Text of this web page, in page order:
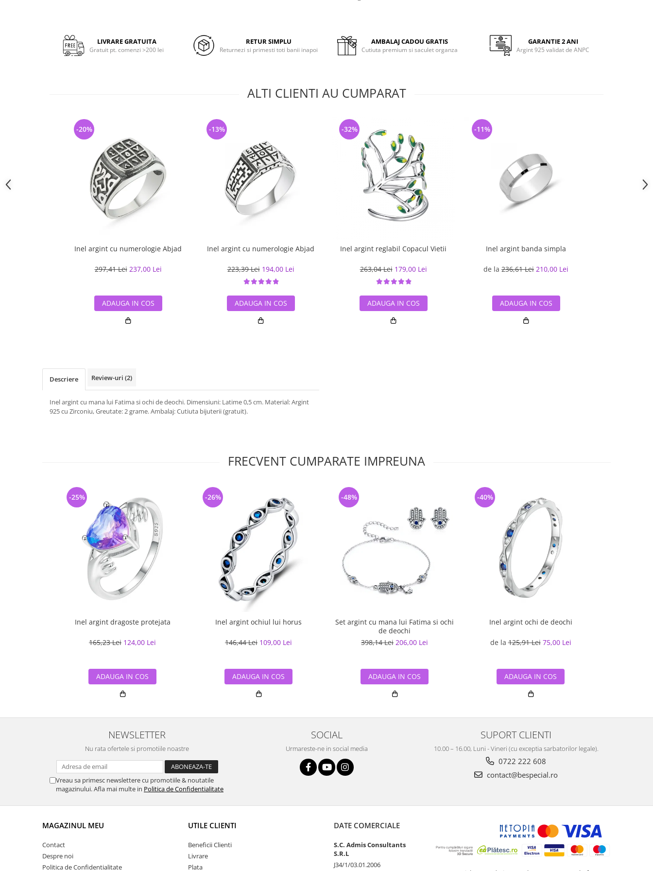
LIVRARE GRATUITA
Gratuit pt. comenzi >200 lei
RETUR SIMPLU
Returnezi si primesti toti banii inapoi
AMBALAJ CADOU GRATIS
Cutiuta premium si saculet organza
GARANTIE 2 ANI
Argint 925 validat de ANPC
ALTI CLIENTI AU CUMPARAT
Inel argint cu numerologie Abjad
297,41 Lei 237,00 Lei
-20%
ADAUGA IN COS
Inel argint cu numerologie Abjad
223,39 Lei 194,00 Lei
-13%
ADAUGA IN COS
Inel argint reglabil Copacul Vietii
263,04 Lei 179,00 Lei
-32%
ADAUGA IN COS
Inel argint banda simpla
de la 236,61 Lei 210,00 Lei
-11%
ADAUGA IN COS
Descriere Review-uri (2)
Inel argint cu mana lui Fatima si ochi de deochi. Dimensiuni: Latime 0,5 cm. Material: Argint
925 cu Zirconiu, Greutate: 2 grame. Ambalaj: Cutiuta bijuterii (gratuit).
FRECVENT CUMPARATE IMPREUNA
Inel argint dragoste protejata
165,23 Lei 124,00 Lei
-25%
ADAUGA IN COS
Inel argint ochiul lui horus
146,44 Lei 109,00 Lei
-26%
ADAUGA IN COS
Set argint cu mana lui Fatima si ochi
de deochi
398,14 Lei 206,00 Lei
-48%
ADAUGA IN COS
Inel argint ochi de deochi
de la125,91 Lei 75,00 Lei
-40%
ADAUGA IN COS
NEWSLETTER
Nu rata ofertele si promotiile noastre
Vreau sa primesc newslettere cu promotiile & noutatile
magazinului. Afla mai multe in Politica de Confidentialitate
SOCIAL
Urmareste-ne in social media
SUPORT CLIENTI
10.00 – 16.00, Luni - Vineri (cu exceptia sarbatorilor legale).
0722 222 608
contact@bespecial.ro
MAGAZINUL MEU
Contact
Despre noi
Politica de Confidentialitate
UTILE CLIENTI
Beneficii Clienti
Livrare
Plata
DATE COMERCIALE
S.C. Admis Consultants
S.R.L
J34/1/03.01.2006